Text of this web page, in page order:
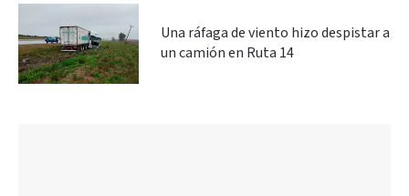
Una ráfaga de viento hizo despistar a
un camión en Ruta 14